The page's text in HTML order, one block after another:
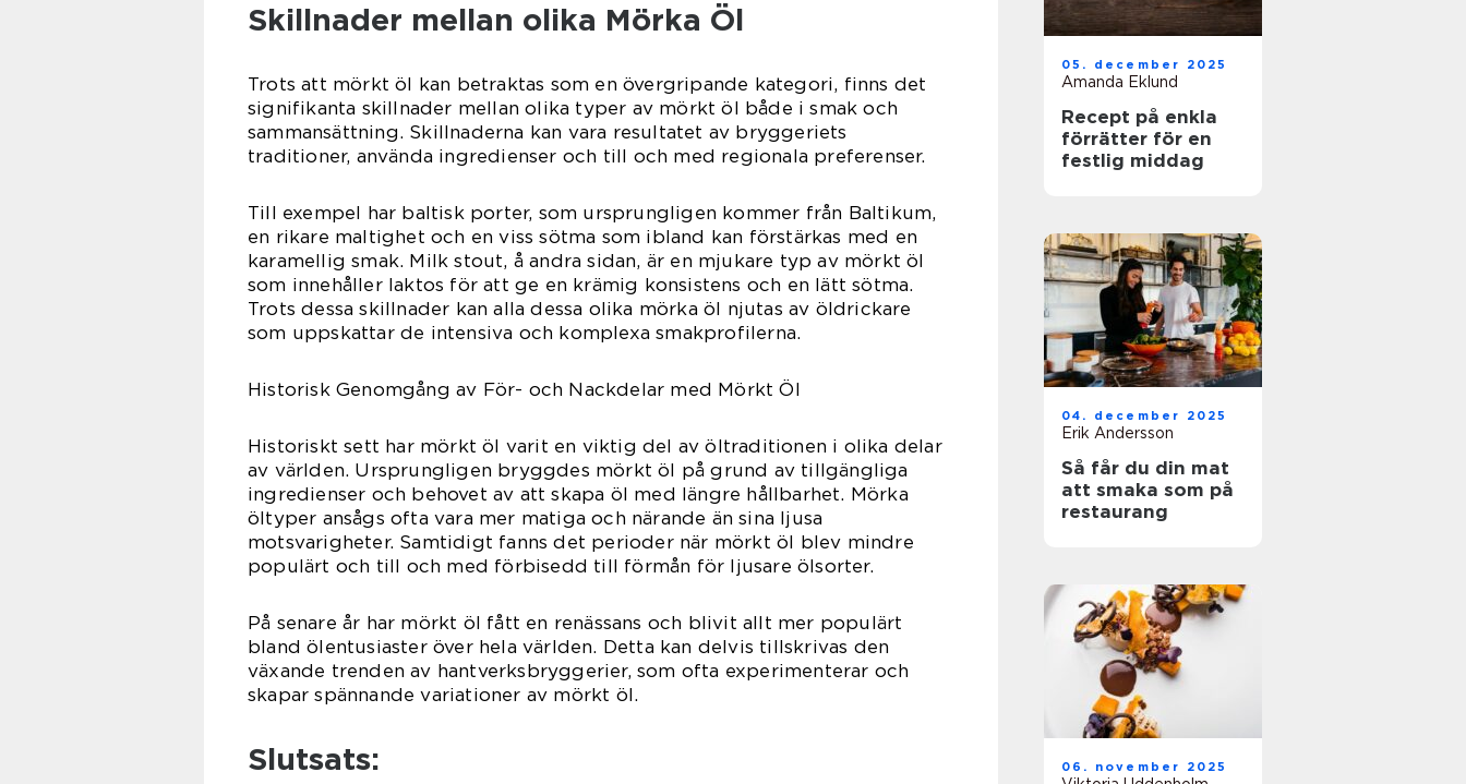
Skillnader mellan olika Mörka Öl
Trots att mörkt öl kan betraktas som en övergripande kategori, finns det
signifikanta skillnader mellan olika typer av mörkt öl både i smak och
sammansättning. Skillnaderna kan vara resultatet av bryggeriets
traditioner, använda ingredienser och till och med regionala preferenser.
Till exempel har baltisk porter, som ursprungligen kommer från Baltikum,
en rikare maltighet och en viss sötma som ibland kan förstärkas med en
karamellig smak. Milk stout, å andra sidan, är en mjukare typ av mörkt öl
som innehåller laktos för att ge en krämig konsistens och en lätt sötma.
Trots dessa skillnader kan alla dessa olika mörka öl njutas av öldrickare
som uppskattar de intensiva och komplexa smakprofilerna.
Historisk Genomgång av För- och Nackdelar med Mörkt Öl
Historiskt sett har mörkt öl varit en viktig del av öltraditionen i olika delar
av världen. Ursprungligen bryggdes mörkt öl på grund av tillgängliga
ingredienser och behovet av att skapa öl med längre hållbarhet. Mörka
öltyper ansågs ofta vara mer matiga och närande än sina ljusa
motsvarigheter. Samtidigt fanns det perioder när mörkt öl blev mindre
populärt och till och med förbisedd till förmån för ljusare ölsorter.
På senare år har mörkt öl fått en renässans och blivit allt mer populärt
bland ölentusiaster över hela världen. Detta kan delvis tillskrivas den
växande trenden av hantverksbryggerier, som ofta experimenterar och
skapar spännande variationer av mörkt öl.
Slutsats:
05. december 2025
Amanda Eklund
Recept på enkla
förrätter för en
festlig middag
04. december 2025
Erik Andersson
Så får du din mat
att smaka som på
restaurang
06. november 2025